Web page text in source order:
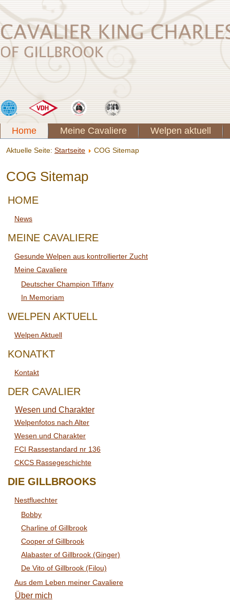
Home Meine Cavaliere Welpen aktuell
Aktuelle Seite: Startseite COG Sitemap
COG Sitemap
HOME
News
MEINE CAVALIERE
Gesunde Welpen aus kontrollierter Zucht
Meine Cavaliere
Deutscher Champion Tiffany
In Memoriam
WELPEN AKTUELL
Welpen Aktuell
KONATKT
Kontakt
DER CAVALIER
Wesen und Charakter
Welpenfotos nach Alter
Wesen und Charakter
FCI Rassestandard nr 136
CKCS Rassegeschichte
DIE GILLBROOKS
Nestfluechter
Bobby
Charline of Gillbrook
Cooper of Gillbrook
Alabaster of Gillbrook (Ginger)
De Vito of Gillbrook (Filou)
Aus dem Leben meiner Cavaliere
Über mich